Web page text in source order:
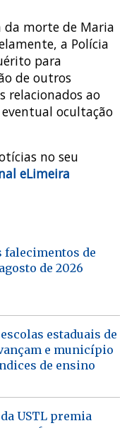
morte de Maria
a Polícia
para
de outros
relacionados ao
ocultação
no seu
eLimeira
falecimentos de
de 2026
estaduais de
e município
de ensino
USTL premia